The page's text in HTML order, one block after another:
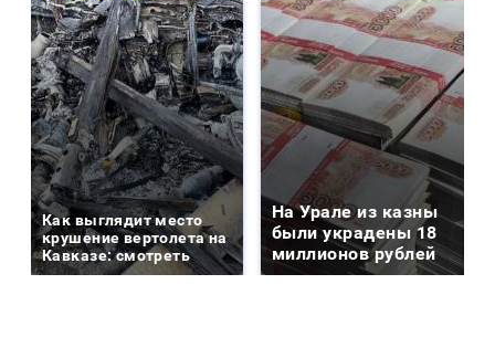
Как выглядит место
крушение вертолета на
Кавказе: смотреть
На Урале из казны
были украдены 18
миллионов рублей